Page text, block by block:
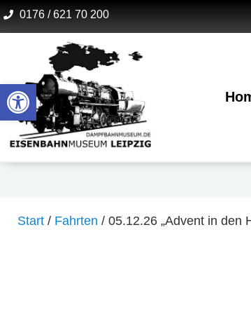
Zum
Inhalt
springen
0176 / 621 70 200
Start / Fahrten / 05.12.26 „Advent in den
Werkzeugleiste öffnen